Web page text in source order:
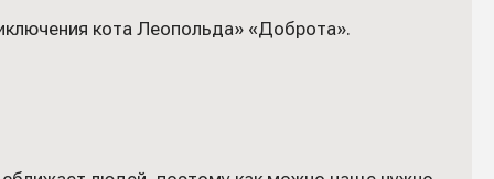
кота Леопольда» «Доброта».